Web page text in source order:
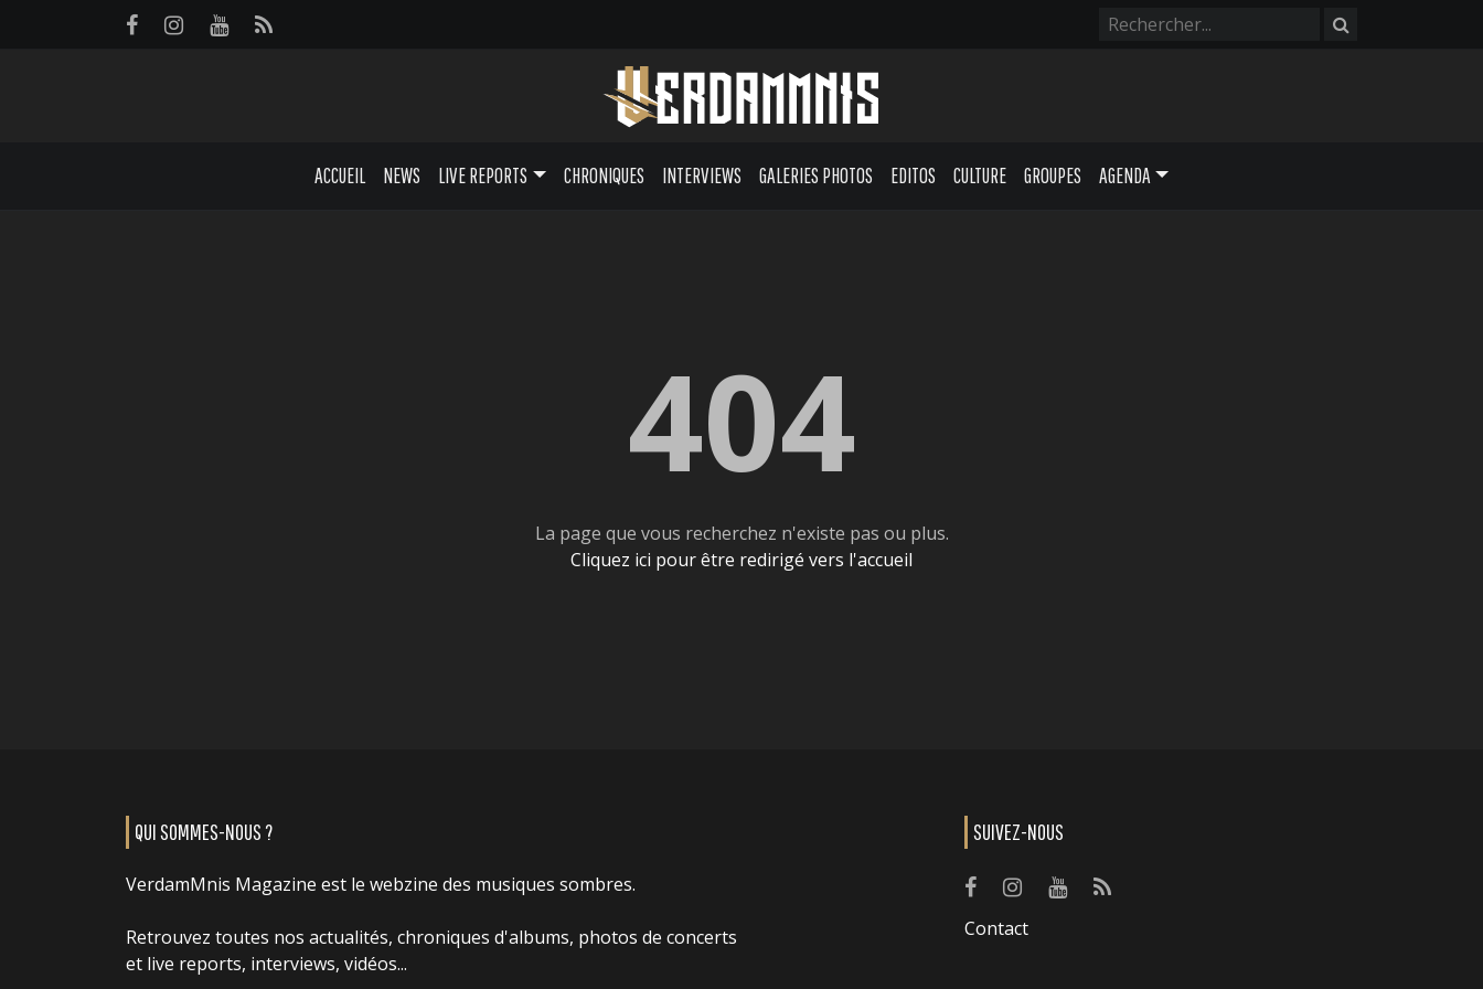
ACCUEIL NEWS LIVE REPORTS CHRONIQUES INTERVIEWS GALERIES PHOTOS EDITOS CULTURE GROUPES AGENDA
404
La page que vous recherchez n'existe pas ou plus.
Cliquez ici pour être redirigé vers l'accueil
QUI SOMMES-NOUS ?
VerdamMnis Magazine est le webzine des musiques sombres.
Retrouvez toutes nos actualités, chroniques d'albums, photos de concerts
et live reports, interviews, vidéos...
SUIVEZ-NOUS
Contact
Panneau de gestion des cookies